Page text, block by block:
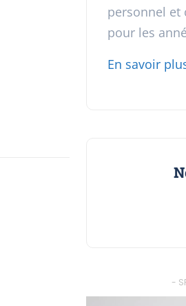
personnel et
pour les
En savoir
-